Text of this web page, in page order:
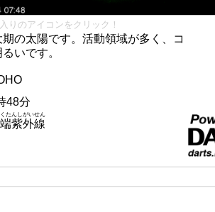
りのアイコンをクリック！
の太陽です。活動領域が多く、コ
いです。
48分
紫外線
たんしがいせん